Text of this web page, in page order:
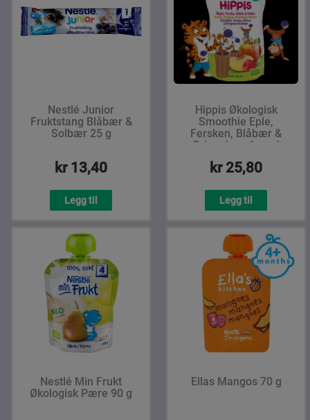
Nestlé Junior
Fruktstang Blåbær &
Solbær 25 g
kr 13,40
Legg til
Hippis Økologisk
Smoothie Eple,
Fersken, Blåbær &
Bringebær 6 mnd
kr 25,80
Legg til
Nestlé Min Frukt
Økologisk Pære 90 g
Ellas Mangos 70 g